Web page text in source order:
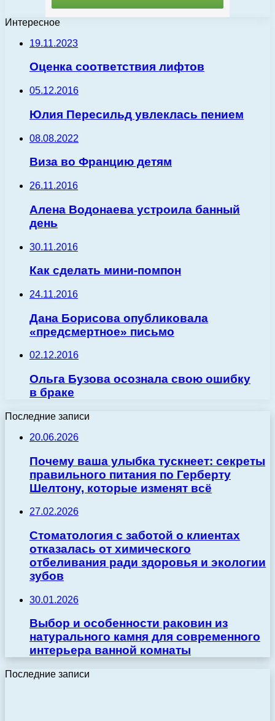
Интересное
19.11.2023
Оценка соответствия лифтов
05.12.2016
Юлия Пересильд увлеклась пением
08.08.2022
Виза во Францию детям
26.11.2016
Алена Водонаева устроила банный
день
30.11.2016
Как сделать мини-помпон
24.11.2016
Дана Борисова опубликовала
«предсмертное» письмо
02.12.2016
Ольга Бузова осознала свою ошибку
в браке
Последние записи
20.06.2026
Почему ваша улыбка тускнеет: секреты
правильного питания по Герберту
Шелтону, которые изменят всё
27.02.2026
Стоматология с заботой о клиентах
отказалась от химического
отбеливания ради здоровья и экологии
зубов
30.01.2026
Выбор и особенности раковин из
натурального камня для современного
интерьера ванной комнаты
Последние записи